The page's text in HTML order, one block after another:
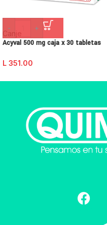
Canje
- +
Acyval 500 mg caja x 30 tabletas
L 351.00